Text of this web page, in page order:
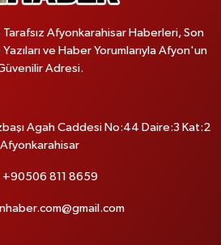
Afyonkarahisar Haberleri, Son
ve Haber Yorumlarıyla Afyon'un
Adresi.
Agah Caddesi No:44 Daire:3 Kat:2
Afyonkarahisar
+90506 811 8659